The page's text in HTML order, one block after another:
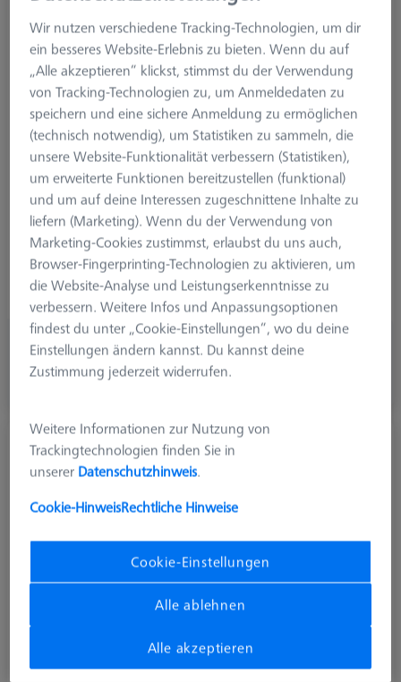
Produktart
Taster
Ø Kugel (DK)
30,0 mm
Tastmaterial
Stahl
Tastelement
Kugelscheibe
Schaftmaterial
Hartmetall
System
M5
Ø Schaft (DS)
8,0 mm
Tasterform
Scheibe
Anwendung
Taktil
Breite (B)
3,0 mm
83,10 €
zzgl. USt.
Scheibe M5, DK30
626101-3000-002
Wir nutzen verschiedene Tracking-Technologien, um dir
ein besseres Website-Erlebnis zu bieten. Wenn du auf
„Alle akzeptieren“ klickst, stimmst du der Verwendung
von Tracking-Technologien zu, um Anmeldedaten zu
speichern und eine sichere Anmeldung zu ermöglichen
(technisch notwendig), um Statistiken zu sammeln, die
unsere Website-Funktionalität verbessern (Statistiken),
um erweiterte Funktionen bereitzustellen (funktional)
und um auf deine Interessen zugeschnittene Inhalte zu
liefern (Marketing). Wenn du der Verwendung von
Marketing-Cookies zustimmst, erlaubst du uns auch,
Browser-Fingerprinting-Technologien zu aktivieren, um
die Website-Analyse und Leistungserkenntnisse zu
verbessern. Weitere Infos und Anpassungsoptionen
findest du unter „Cookie-Einstellungen“, wo du deine
Einstellungen ändern kannst. Du kannst deine
Zustimmung jederzeit widerrufen.
Weitere Informationen zur Nutzung von
Trackingtechnologien finden Sie in
unserer Datenschutzhinweis.
Cookie-HinweisRechtliche Hinweise
Cookie-Einstellungen
Alle ablehnen
Alle akzeptieren